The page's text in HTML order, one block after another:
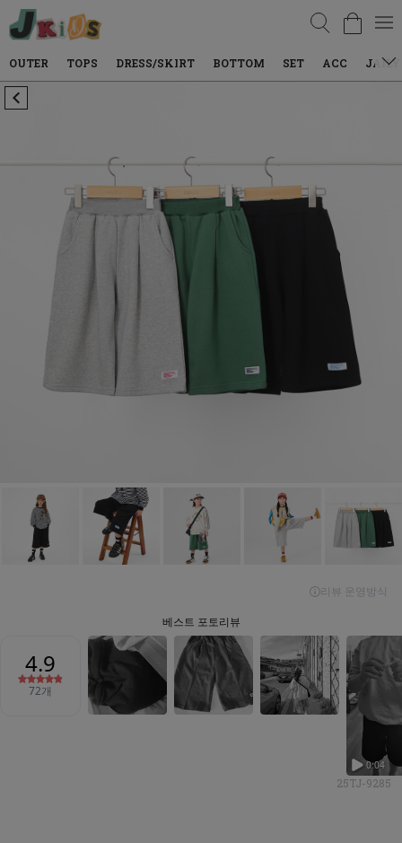
검색
TOPS DRESS/SKIRT BOTTOM SET ACC JAILY WEAR
25TJ-9285